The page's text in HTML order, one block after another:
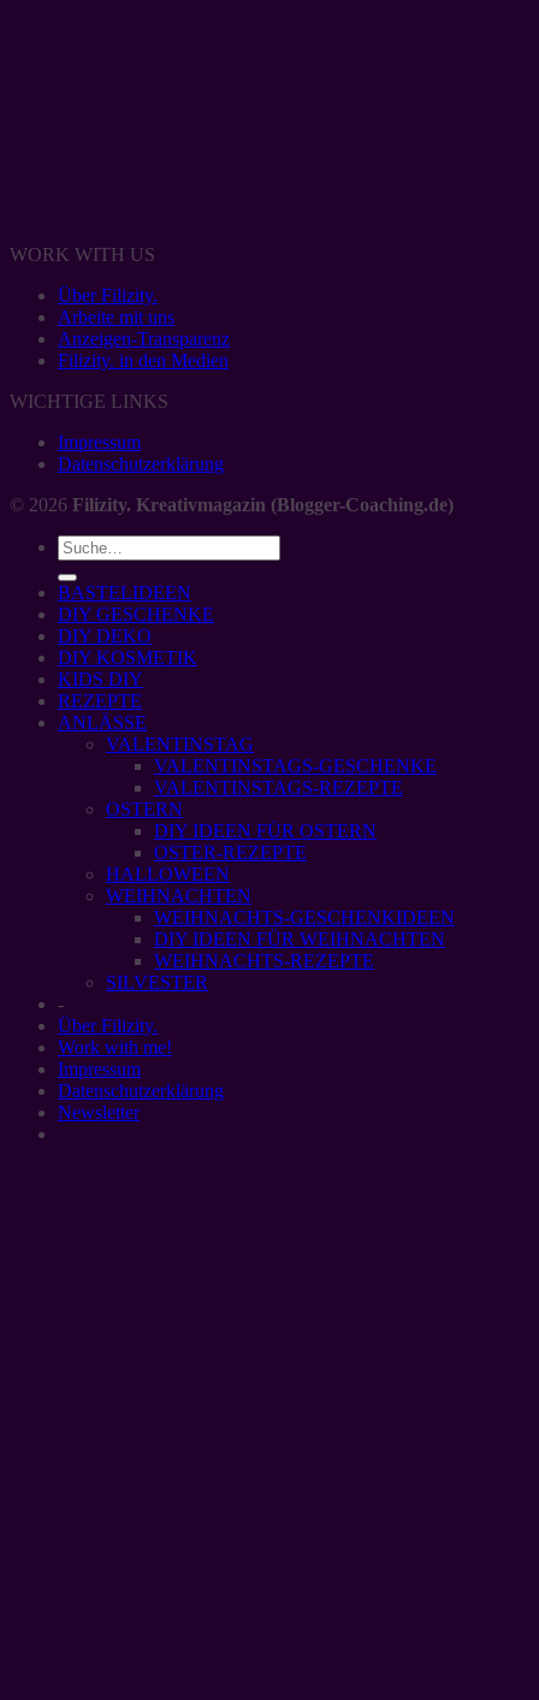
WORK WITH US
Über Filizity.
Arbeite mit uns
Anzeigen-Transparenz
Filizity. in den Medien
WICHTIGE LINKS
Impressum
Datenschutzerklärung
© 2026 Filizity. Kreativmagazin (Blogger-Coaching.de)
BASTELIDEEN
DIY GESCHENKE
DIY DEKO
DIY KOSMETIK
KIDS DIY
REZEPTE
ANLÄSSE
VALENTINSTAG
VALENTINSTAGS-GESCHENKE
VALENTINSTAGS-REZEPTE
OSTERN
DIY IDEEN FÜR OSTERN
OSTER-REZEPTE
HALLOWEEN
WEIHNACHTEN
WEIHNACHTS-GESCHENKIDEEN
DIY IDEEN FÜR WEIHNACHTEN
WEIHNACHTS-REZEPTE
SILVESTER
-
Über Filizity.
Work with me!
Impressum
Datenschutzerklärung
Newsletter